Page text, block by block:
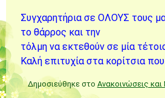
Συγχαρητήρια σε ΟΛΟΥΣ τους
το θάρρος και την
τόλμη να εκτεθούν σε μία
Καλή επιτυχία στα κορίτσια
Δημοσιεύθηκε στο Ανακοινώσεις και